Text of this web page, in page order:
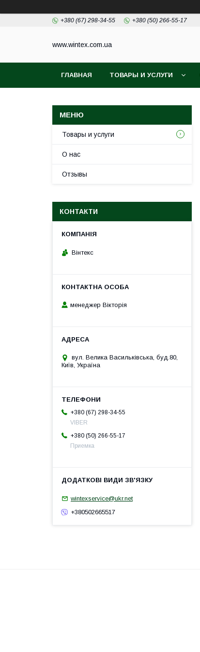
+380 (67) 298-34-55 +380 (50) 266-55-17
www.wintex.com.ua
ГЛАВНАЯ ТОВАРЫ И УСЛУГИ
Товары и услуги
О нас
Отзывы
КОНТАКТИ
Вінтекс
менеджер Вікторія
вул. Велика Васильківська, буд.80,
Київ, Україна
+380 (67) 298-34-55
VIBER
+380 (50) 266-55-17
Приемка
wintexservice@ukr.net
+380502665517